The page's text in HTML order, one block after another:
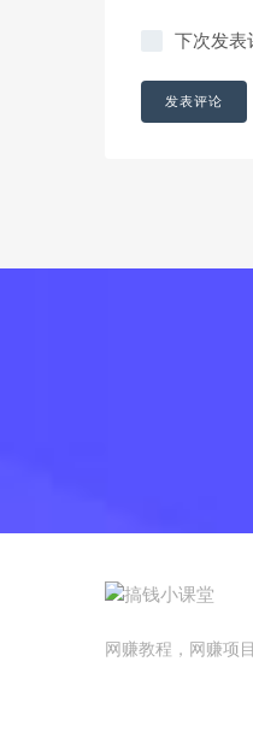
下次发
网赚教程，网赚项